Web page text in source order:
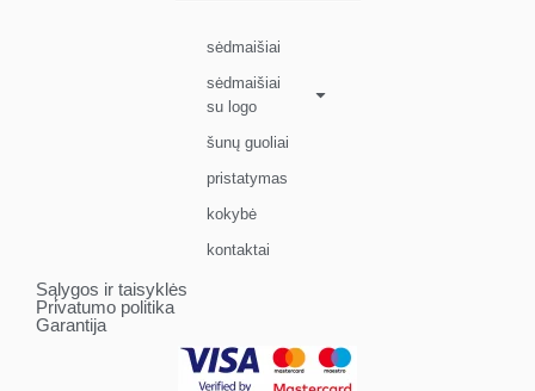
sėdmaišiai
sėdmaišiai
su logo
šunų guoliai
pristatymas
kokybė
kontaktai
Sąlygos ir taisyklės
Privatumo politika
Garantija